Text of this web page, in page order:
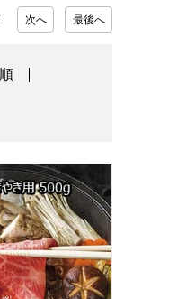
次へ 最後へ
いお取り寄せ】
り寄せ】
ロースすきやき用 500g